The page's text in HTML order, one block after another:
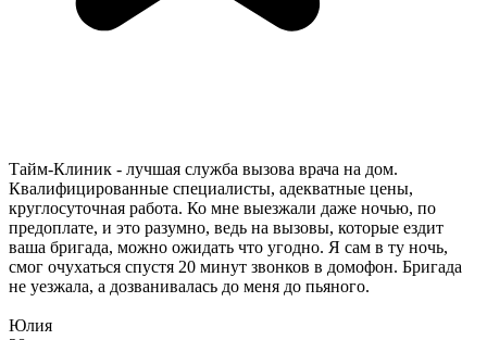
Тайм-Клиник - лучшая служба вызова врача на дом.
Квалифицированные специалисты, адекватные цены,
круглосуточная работа. Ко мне выезжали даже ночью, по
предоплате, и это разумно, ведь на вызовы, которые ездит
ваша бригада, можно ожидать что угодно. Я сам в ту ночь,
смог очухаться спустя 20 минут звонков в домофон. Бригада
не уезжала, а дозванивалась до меня до пьяного.
Юлия